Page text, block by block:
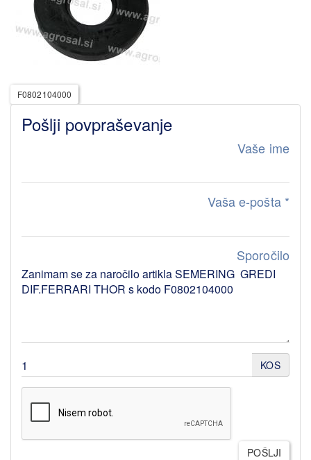
F0802104000
Pošlji povpraševanje
Vaše ime
Vaša e-pošta *
Sporočilo
KOS
POŠLJI